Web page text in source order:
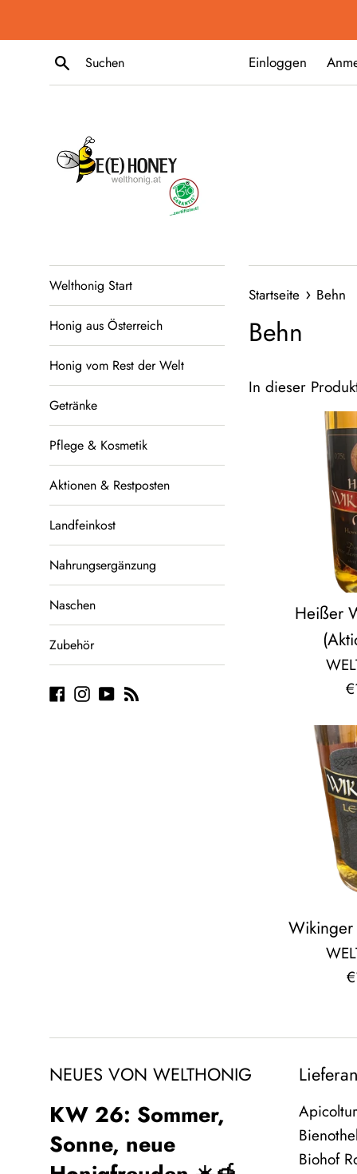
zum
Suchen
Einloggen
Welthonig Start
Honig aus Österreich
Honig vom Rest der Welt
Getränke
Pflege & Kosmetik
Aktionen & Restposten
Landfeinkost
Nahrungsergänzung
Naschen
Zubehör
Facebook
Instagram
YouTube
Startseite › Behn
Behn
In dieser
Heißer
Wikinger
NEUES VON WELTHONIG
KW 26: Sommer,
Sonne, neue
Biohof